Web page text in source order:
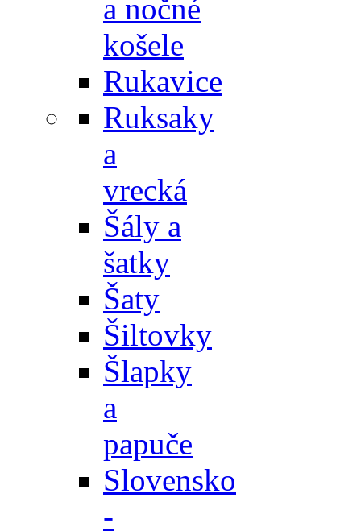
a nočné
košele
Rukavice
Ruksaky
a
vrecká
Šály a
šatky
Šaty
Šiltovky
Šlapky
a
papuče
Slovensko
-